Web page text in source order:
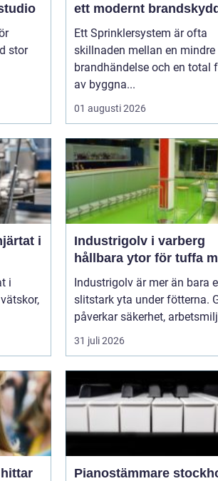
stor
ett modernt
Ett Sprinklersystem är ofta
skillnaden mellan en mindre
brandhändelse och en total
av byggna...
01 augusti 2026
i
i
Industrigolv i varberg
hållbara ytor för tuffa
Industrigolv är mer än bara
slitstark yta under fötterna.
påverkar säkerhet,
31 juli 2026
Pianostämmare